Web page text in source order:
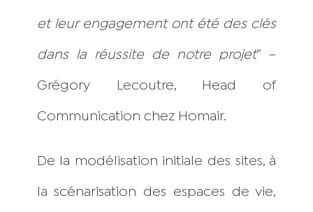
et leur engagement ont été des clés
dans la réussite de notre projet” –
Grégory Lecoutre, Head of
Communication chez Homair.
De la modélisation initiale des sites, à
la scénarisation des espaces de vie,